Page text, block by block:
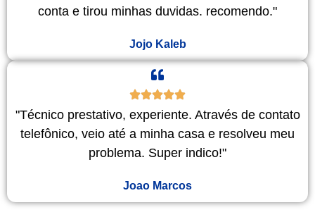
conta e tirou minhas duvidas. recomendo."
Jojo Kaleb
"Técnico prestativo, experiente. Através de contato
telefônico, veio até a minha casa e resolveu meu
problema. Super indico!"
Joao Marcos